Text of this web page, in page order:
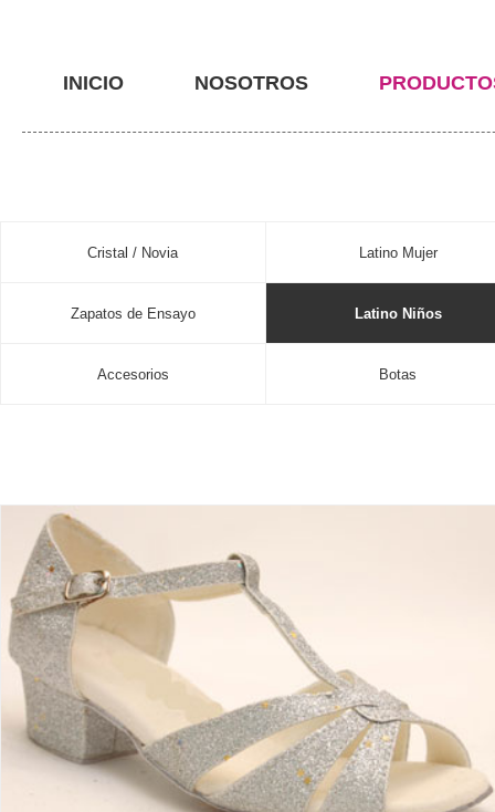
INICIO NOSOTROS
Cristal / Novia Latino Mujer
Zapatos de Ensayo Latino Niños
Accesorios Botas